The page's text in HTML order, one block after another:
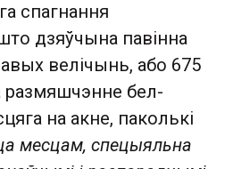
спагнання
дзяўчына павінна
велічынь, або 675
размяшчэнне бел-
на акне, паколькі
месцам, спецыяльна